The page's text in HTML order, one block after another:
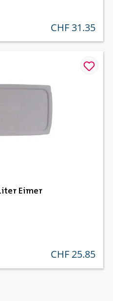
regulärer preis:
CHF 31.35
Eimer
regulärer preis:
CHF 25.85